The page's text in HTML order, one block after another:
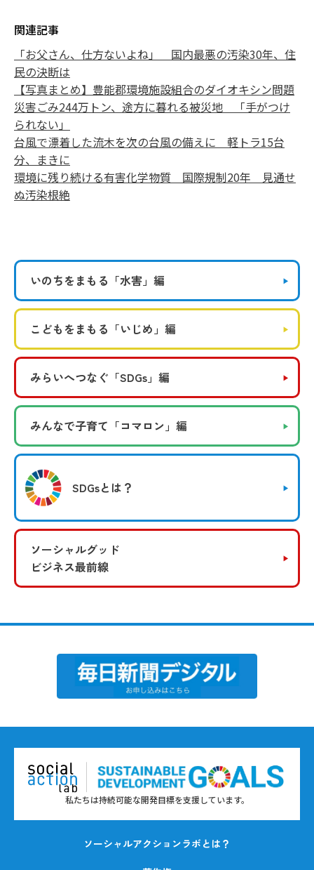
関連記事
「お父さん、仕方ないよね」 国内最悪の汚染30年、住
民の決断は
【写真まとめ】豊能郡環境施設組合のダイオキシン問題
災害ごみ244万トン、途方に暮れる被災地 「手がつけ
られない」
台風で漂着した流木を次の台風の備えに 軽トラ15台
分、まきに
環境に残り続ける有害化学物質 国際規制20年 見通せ
ぬ汚染根絶
いのちをまもる 「水害」編
こどもをまもる 「いじめ」編
みらいへつなぐ 「SDGs」編
みんなで子育て 「コマロン」編
SDGsとは？
ソーシャルグッド
ビジネス最前線
私たちは持続可能な開発目標を支援しています。
ソーシャルアクションラボとは？